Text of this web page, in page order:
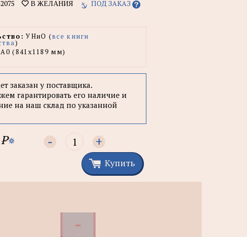
В ЖЕЛАНИЯ ПОД ЗАКАЗ
УНиО (все книги
)
А0 (841x1189 мм)
заказан у поставщика.
гарантировать его наличие и
на наш склад по указанной
P - +
Купить